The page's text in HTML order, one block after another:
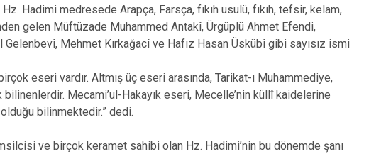
Karapınar
Karatay
Hadimi medresede Arapça, Farsça, fıkıh usulü, fıkıh, tefsir, kelam,
gelen Müftüzade Muhammed Antakî, Ürgüplü Ahmet Efendi,
Mehmet Kırkağacî ve Hafız Hasan Üskübî gibi sayısız ismi
eseri vardır. Altmış üç eseri arasında, Tarikat-ı Muhammediye,
Mecami’ul-Hakayık eseri, Mecelle’nin küllî kaidelerine
bilinmektedir.” dedi.
ve birçok keramet sahibi olan Hz. Hadimi’nin bu dönemde şanı